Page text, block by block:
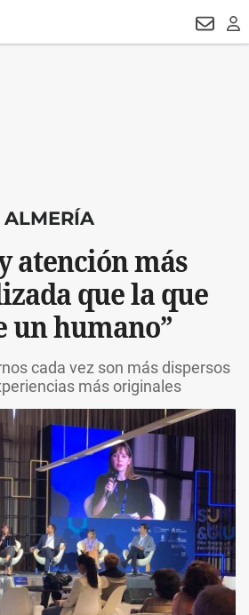
ALMERÍA
atención más
que la que
un humano”
cada vez son más dispersos
más originales